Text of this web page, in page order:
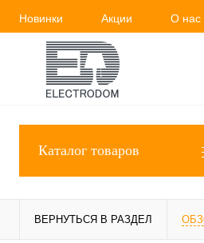
Новинки Акции О нас
Каталог товаров
ВЕРНУТЬСЯ В РАЗДЕЛ